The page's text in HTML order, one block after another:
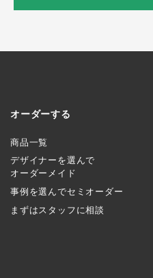
オーダーする
商品一覧
デザイナーを選んで
オーダーメイド
事例を選んでセミオーダー
まずはスタッフに相談